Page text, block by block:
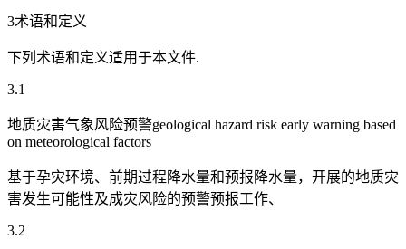
3术语和定义
下列术语和定义适用于本文件.
3.1
地质灾害气象风险预警geological hazard risk early warning based
on meteorological factors
基于孕灾环境、前期过程降水量和预报降水量，开展的地质灾
害发生可能性及成灾风险的预警预报工作、
3.2